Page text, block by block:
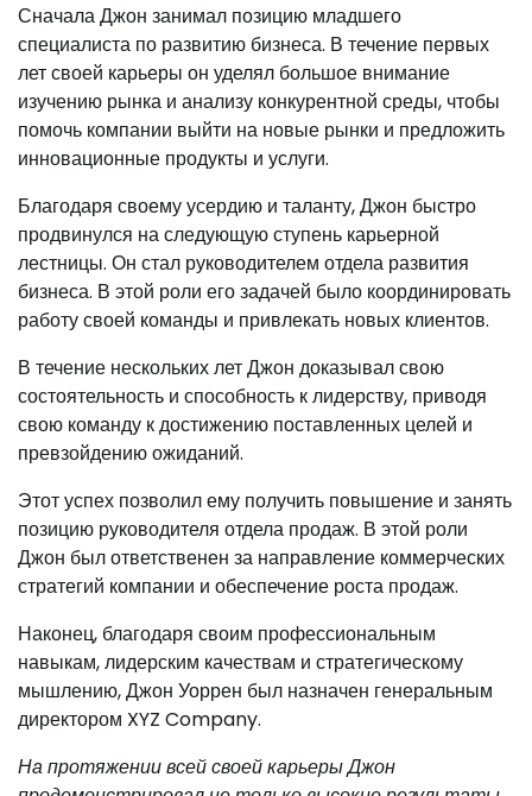
Сначала Джон занимал позицию младшего
специалиста по развитию бизнеса. В течение первых
лет своей карьеры он уделял большое внимание
изучению рынка и анализу конкурентной среды, чтобы
помочь компании выйти на новые рынки и предложить
инновационные продукты и услуги.
Благодаря своему усердию и таланту, Джон быстро
продвинулся на следующую ступень карьерной
лестницы. Он стал руководителем отдела развития
бизнеса. В этой роли его задачей было координировать
работу своей команды и привлекать новых клиентов.
В течение нескольких лет Джон доказывал свою
состоятельность и способность к лидерству, приводя
свою команду к достижению поставленных целей и
превзойдению ожиданий.
Этот успех позволил ему получить повышение и занять
позицию руководителя отдела продаж. В этой роли
Джон был ответственен за направление коммерческих
стратегий компании и обеспечение роста продаж.
Наконец, благодаря своим профессиональным
навыкам, лидерским качествам и стратегическому
мышлению, Джон Уоррен был назначен генеральным
директором XYZ Company.
На протяжении всей своей карьеры Джон